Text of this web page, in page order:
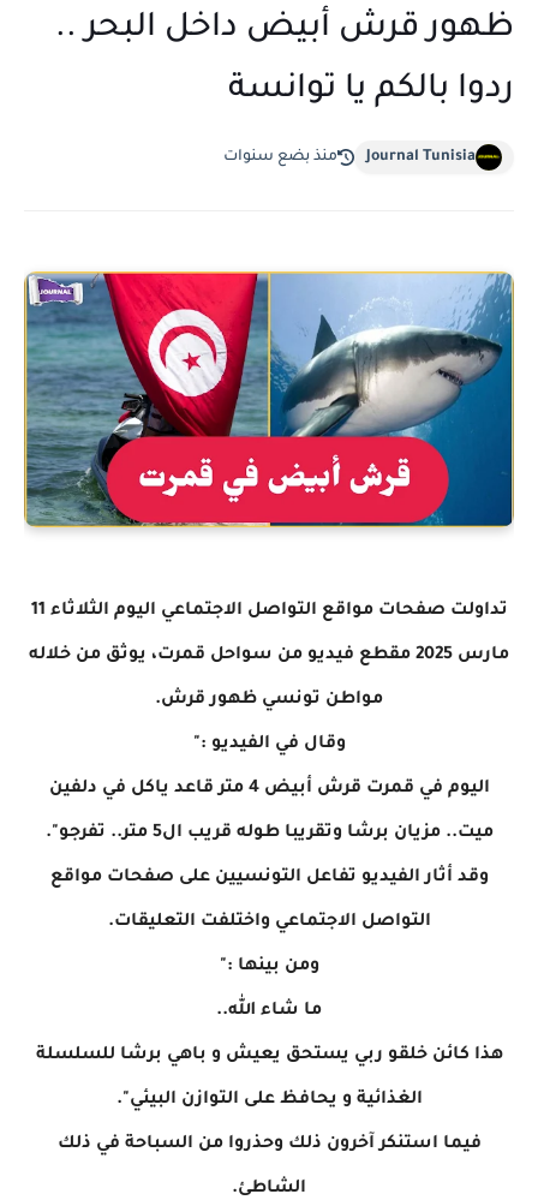
ظهور قرش أبيض داخل البحر ..
ردوا بالكم يا توانسة
Journal Tunisia منذ بضع سنوات
تداولت صفحات مواقع التواصل الاجتماعي اليوم الثلاثاء 11
مارس 2025 مقطع فيديو من سواحل قمرت، يوثق من خلاله
مواطن تونسي ظهور قرش.
وقال في الفيديو :"
اليوم في قمرت قرش أبيض 4 متر قاعد ياكل في دلفين
ميت.. مزيان برشا وتقريبا طوله قريب ال5 متر.. تفرجو".
وقد أثار الفيديو تفاعل التونسيين على صفحات مواقع
التواصل الاجتماعي واختلفت التعليقات.
ومن بينها :"
ما شاء الله..
هذا كائن خلقو ربي يستحق يعيش و باهي برشا للسلسلة
الغذائية و يحافظ على التوازن البيئي".
فيما استنكر آخرون ذلك وحذروا من السباحة في ذلك
الشاطئ.